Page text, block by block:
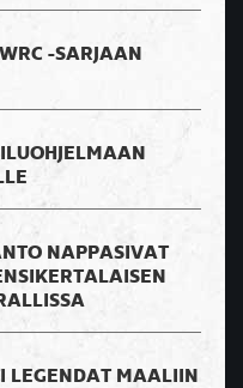
-SARJAAN
NAPPASIVAT
LEGENDAT MAALIIN